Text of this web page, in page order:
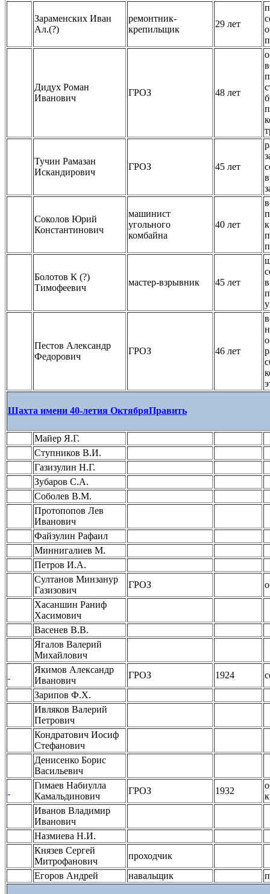
Зараменских Иван
Ал.(?)
ремонтник-
крепильщик
29 лет
Дидух Роман
Иванович
ГРОЗ 48 лет
Тучин Рамазан
Искандирович
ГРОЗ 45 лет
Соколов Юрий
Константинович
машинист
угольного
комбайна
40 лет
Болотов К (?)
Тимофеевич
мастер-взрывник 45 лет
Пестов Александр
Федорович
ГРОЗ 46 лет
Шахта имени 40-летия ОктябряПравить
Майер Я.Г.
Ступников В.И.
Газизулин Н.Г.
Зубаров С.А.
Соболев В.М.
Протопопов Лев
Иванович
Файзулин Рафаил
Миннигалиев М.
Петров И.А.
Султанов Минзанур
Газизович
ГРОЗ
Хасаншин Раниф
Хасимович
Васенев В.В.
Ягалов Валерий
Михайлович
Якимов Александр
Иванович
ГРОЗ 1924
Зарипов Ф.Х.
Ивляков Валерий
Петрович
Кондратович Иосиф
Стефанович
Денисенко Борис
Васильевич
Гимаев Набиулла
Камальдинович
ГРОЗ 1932
Иванов Владимир
Иванович
Назмиева Н.И.
Князев Сергей
Митрофанович
проходчик
Егоров Андрей
навальщик